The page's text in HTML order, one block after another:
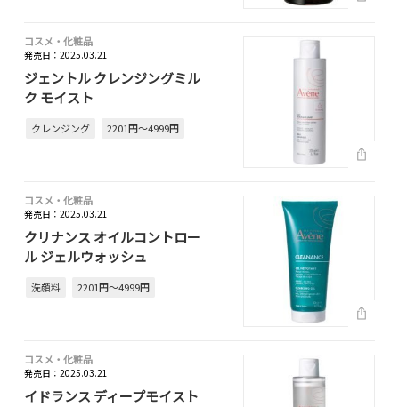
コスメ・化粧品
発売日：2025.03.21
ジェントル クレンジングミル
ク モイスト
クレンジング 2201円～4999円
コスメ・化粧品
発売日：2025.03.21
クリナンス オイルコントロー
ル ジェルウォッシュ
洗顔料 2201円～4999円
コスメ・化粧品
発売日：2025.03.21
イドランス ディープモイスト